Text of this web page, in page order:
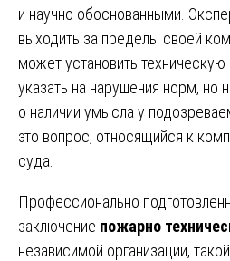
и научно обоснованными.
выходить за пределы своей
может установить
указать на нарушения норм, но
о наличии умысла у
это вопрос, относящийся к
суда.
Профессионально
заключение пожарно
независимой организации,